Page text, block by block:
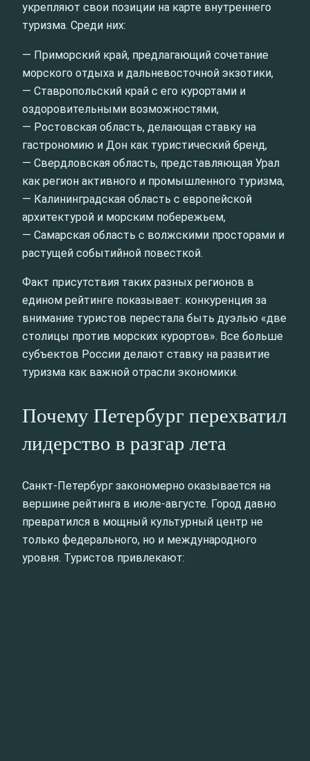
укрепляют свои позиции на карте внутреннего
туризма. Среди них:
— Приморский край, предлагающий сочетание
морского отдыха и дальневосточной экзотики,
— Ставропольский край с его курортами и
оздоровительными возможностями,
— Ростовская область, делающая ставку на
гастрономию и Дон как туристический бренд,
— Свердловская область, представляющая Урал
как регион активного и промышленного туризма,
— Калининградская область с европейской
архитектурой и морским побережьем,
— Самарская область с волжскими просторами и
растущей событийной повесткой.
Факт присутствия таких разных регионов в
едином рейтинге показывает: конкуренция за
внимание туристов перестала быть дуэлью «две
столицы против морских курортов». Все больше
субъектов России делают ставку на развитие
туризма как важной отрасли экономики.
Почему Петербург перехватил
лидерство в разгар лета
Санкт‑Петербург закономерно оказывается на
вершине рейтинга в июле-августе. Город давно
превратился в мощный культурный центр не
только федерального, но и международного
уровня. Туристов привлекают: